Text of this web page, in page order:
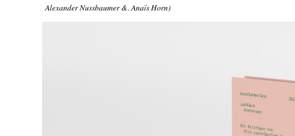
Alexander Nussbaumer &. Anaïs Horn)